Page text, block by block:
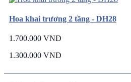
Hoa khai trương 2 tầng - DH28
1.700.000 VND
1.300.000 VND